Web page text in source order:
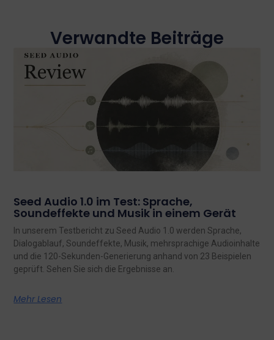
Verwandte Beiträge
Seed Audio 1.0 im Test: Sprache,
Soundeffekte und Musik in einem Gerät
In unserem Testbericht zu Seed Audio 1.0 werden Sprache,
Dialogablauf, Soundeffekte, Musik, mehrsprachige Audioinhalte
und die 120-Sekunden-Generierung anhand von 23 Beispielen
geprüft. Sehen Sie sich die Ergebnisse an.
Mehr Lesen